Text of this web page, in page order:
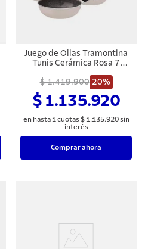
Juego de Ollas Tramontina
Tunis Cerámica Rosa 7
$ 1.419.900 20%
$ 1.135.920
en hasta 1 cuotas $ 1 .135.920sin
interés
Comprar ahora